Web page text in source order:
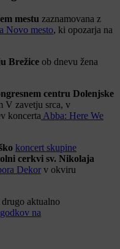
mestu zaznamovana z
Novo mesto, ki opozarja na
Brežice ob dnevu žena
centru Dolenjske
V zavetju srca, v
koncerta Abba: Here We
koncert skupine
cerkvi sv. Nikolaja
Dekor v okviru
aktualno
na